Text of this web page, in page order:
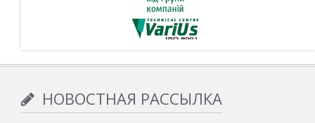
НОВОСТНАЯ РАССЫЛКА